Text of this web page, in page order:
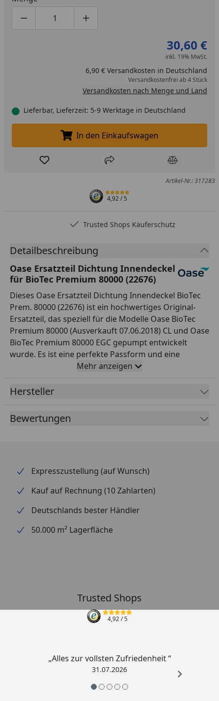
Produktmenge um eins verringern
Produktmenge manuell eingeben
Produktmenge um eins erhöhen
30,60 €
inkl. 19% MwSt.
6,90 € Versandkosten in Deutschland
Versandkostenfrei ab 4 Stück
Versandkosten nach Menge und Land
Lieferbar, Lieferzeit: 5-9 Werktage in Deutschland
In den Einkaufswagen legen
In den Einkaufswagen
Produkt zur Wunschliste hinzufügen
Teilen Produkt
Artikel-Nr.: 317283
4,92/ 5
Trusted Shops Käuferschutz
Detailbeschreibung
Oase Ersatzteil Dichtung Innendeckel
für BioTec Premium 80000 (22676)
Dieses Oase Ersatzteil Dichtung Innendeckel BioTec
Prem. 80000 (22676) ist ein hochwertiges Original-
Ersatzteil, das speziell für die Modelle Oase BioTec
Premium 80000 (Ausverkauft 07.06.2018) CL und Oase
BioTec Premium 80000 EGC gepumpt entwickelt
wurde. Es ist eine perfekte Passform und eine
einfache Installation garantiert. Besorgen Sie sich
dieses Ersatzteil und Sie können sicher sein, dass Ihr
Teichwasser sauber und klar bleibt.
Mehr anzeigen
Hersteller
Bewertungen
Expresszustellung (auf Wunsch)
Kauf auf Rechnung (10 Zahlarten)
Deutschlands bester Händler
50.000 m² Lagerfläche
Trusted Shops
4,92/ 5
„Alles zur vollsten Zufriedenheit “
31.07.2026